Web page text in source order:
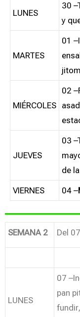
LUNES
30
y
MARTES
01
MIÉRCOLES
02
JUEVES
03
de
VIERNES 04 –
SEMANA 2 Del
LUNES
07
pan